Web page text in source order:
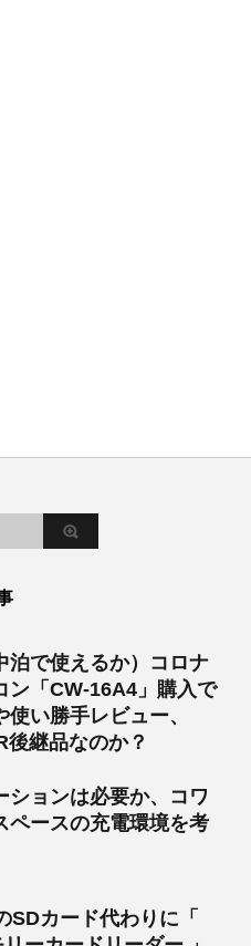
泊で使えるか）コロナ
ン「CW-16A4」購入で
使い勝手レビュー、
後継品なのか？
ションは必要か、コワ
ペースの充電環境を考
SDカード代わりに「